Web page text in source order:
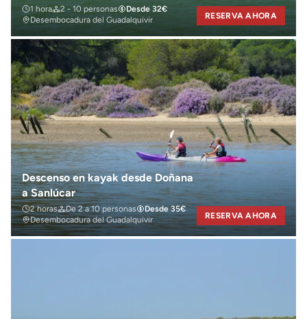
1 hora 2 - 10 personas
Desde 32€
Desembocadura del Guadalquivir
RESERVA AHORA
Descenso en kayak desde Doñana
a Sanlúcar
2 horas De 2 a 10 personas
Desde 35€
Desembocadura del Guadalquivir
RESERVA AHORA